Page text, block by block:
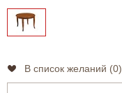
В список желаний (0)